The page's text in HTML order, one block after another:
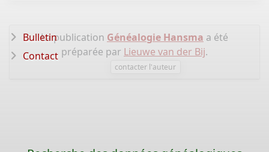
La publication Généalogie Hansma a été
préparée par Lieuwe van der Bij.
contacter l'auteur
Bulletin
Contact